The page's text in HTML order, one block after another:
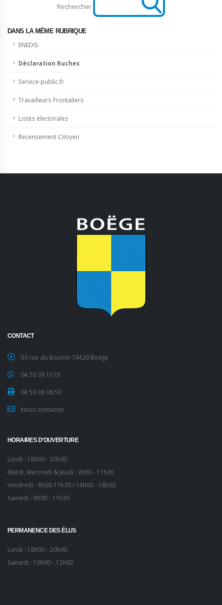
Rechercher
DANS LA MÊME RUBRIQUE
ENEDIS
Déclaration Ruches
Service-public.fr
Travailleurs Frontaliers
Listes électorales
Recensement Citoyen
CONTACT
50 rue du Bourno 74420 Boëge
04 50 39 10 01
04 50 39 08 50
Nous contacter
HORAIRES D’OUVERTURE
Lundi : 18h00 - 20h00
Mardi, Mercredi & Jeudi : 9h00 - 11h30
Vendredi : 9h00-11h30 / 14h00 - 16h30
Samedi : 9h00 - 11h30
PERMANENCE DES ÉLUS
Lundi : 18h00 - 20h00
Samedi : 10h00 - 12h00